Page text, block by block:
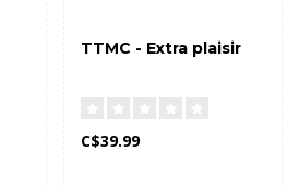
TTMC - Extra plaisir
C$39.99